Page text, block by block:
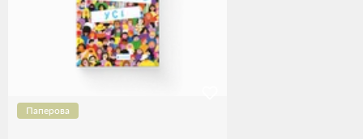
Паперова